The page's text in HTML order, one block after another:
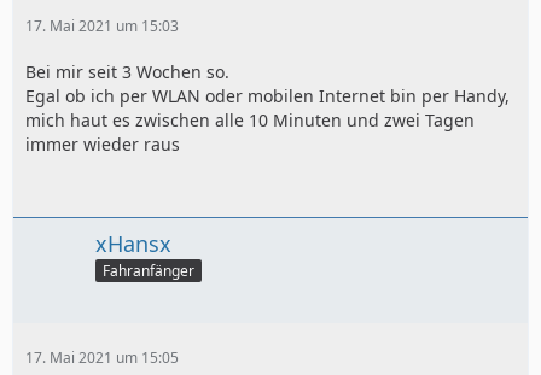
17. Mai 2021 um 15:03
Bei mir seit 3 Wochen so.
Egal ob ich per WLAN oder mobilen Internet bin per Handy,
mich haut es zwischen alle 10 Minuten und zwei Tagen
immer wieder raus
xHansx
Fahranfänger
17. Mai 2021 um 15:05